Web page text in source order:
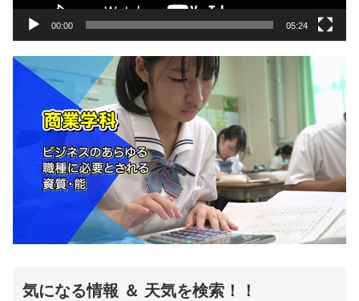
00:00 05:24
気になる情報 ＆ 天気を検索！！